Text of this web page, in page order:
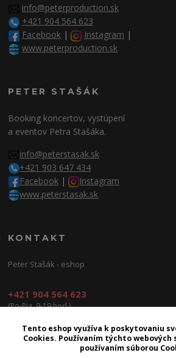
info@peterproduction.sk
+421 904 564 623
Facebook | Instagram |
www.peterproduction.sk
PETER STAŠÁK
Booking koncertov, vystúpení
a eventov Petra Stašáka.
info@peterstasak.sk
+421 903 647 434
Facebook |
Instagram
www.peterstasak.sk
KONTAKT
Peter Stašák - eshop
+421 904 564 623
(Po-Pia, 9-19 hod.)
info@peterproduction.sk
Tento eshop využíva k poskytovaniu
Cookies. Používaním týchto
používaním súborou